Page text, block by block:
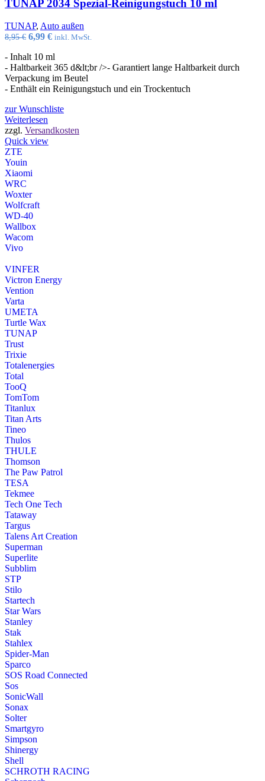
TUNAP 2034 Spezial-Reinigungstuch 10 ml
TUNAP, Auto außen
8,95€ Ursprünglicher
war:
8,95 €
6,99 €Aktueller
ist:
6,99 €.
inkl. MwSt.
- Inhalt 10 ml
- Haltbarkeit 365 d&lt;br />- Garantiert lange Haltbarkeit durch
Verpackung im Beutel
- Enthält ein Reinigungstuch und ein Trockentuch
zur Wunschliste
Weiterlesen
zzgl. Versandkosten
Quick view
ZTE
Youin
Xiaomi
WRC
Woxter
Wolfcraft
WD-40
Wallbox
Wacom
Vivo
VINFER
Victron Energy
Vention
Varta
UMETA
Turtle Wax
TUNAP
Trust
Trixie
Totalenergies
Total
TooQ
TomTom
Titanlux
Titan Arts
Tineo
Thulos
THULE
Thomson
The Paw Patrol
TESA
Tekmee
Tech One Tech
Tataway
Targus
Talens Art Creation
Superman
Superlite
Subblim
STP
Stilo
Startech
Star Wars
Stanley
Stak
Stahlex
Spider-Man
Sparco
SOS Road Connected
Sos
SonicWall
Sonax
Solter
Smartgyro
Simpson
Shinergy
Shell
SCHROTH RACING